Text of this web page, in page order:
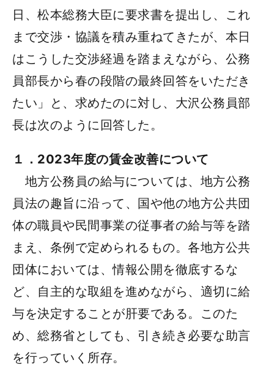
日、松本総務大臣に要求書を提出し、これ
まで交渉・協議を積み重ねてきたが、本日
はこうした交渉経過を踏まえながら、公務
員部長から春の段階の最終回答をいただき
たい」と、求めたのに対し、大沢公務員部
長は次のように回答した。
１．2023年度の賃金改善について
地方公務員の給与については、地方公務
員法の趣旨に沿って、国や他の地方公共団
体の職員や民間事業の従事者の給与等を踏
まえ、条例で定められるもの。各地方公共
団体においては、情報公開を徹底するな
ど、自主的な取組を進めながら、適切に給
与を決定することが肝要である。このた
め、総務省としても、引き続き必要な助言
を行っていく所存。